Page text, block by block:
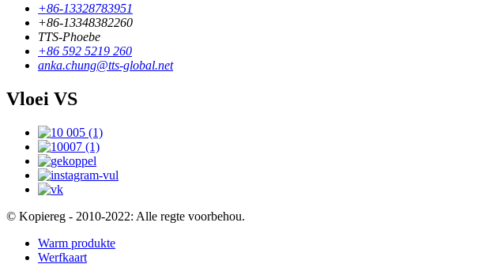
+86-13328783951
+86-13348382260
TTS-Phoebe
+86 592 5219 260
anka.chung@tts-global.net
Vloei VS
© Kopiereg - 2010-2022: Alle regte voorbehou.
Warm produkte
Werfkaart